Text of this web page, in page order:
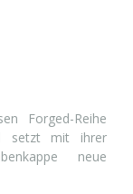
Forged-Reihe
setzt mit ihrer
neue